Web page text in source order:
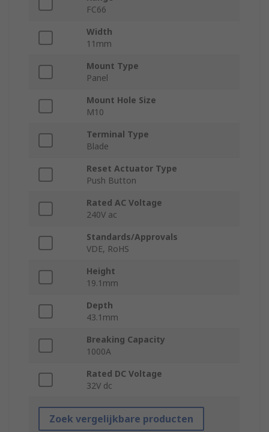
FC66
Width
11mm
Mount Type
Panel
Mount Hole Size
M10
Terminal Type
Blade
Reset Actuator Type
Push Button
Rated AC Voltage
240V ac
Standards/Approvals
VDE, RoHS
Height
19.1mm
Depth
43.1mm
Breaking Capacity
1000A
Rated DC Voltage
32V dc
Zoek vergelijkbare producten